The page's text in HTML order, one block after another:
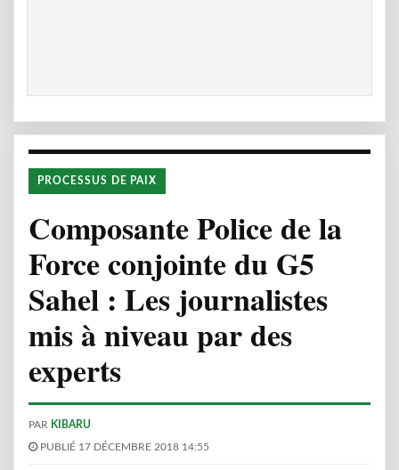
PROCESSUS DE PAIX
Composante Police de la
Force conjointe du G5
Sahel : Les journalistes
mis à niveau par des
experts
PAR KIBARU
PUBLIÉ 17 DÉCEMBRE 2018 14:55